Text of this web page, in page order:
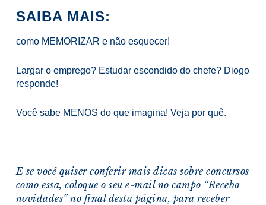
SAIBA MAIS:
como MEMORIZAR e não esquecer!
Largar o emprego? Estudar escondido do chefe? Diogo
responde!
Você sabe MENOS do que imagina! Veja por quê.
E se você quiser conferir mais dicas sobre concursos
como essa, coloque o seu e-mail no campo “Receba
novidades” no final desta página, para receber